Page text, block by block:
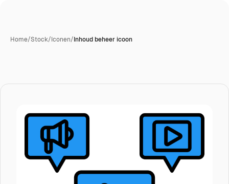
Home/Stock/Iconen/Inhoud beheer icoon